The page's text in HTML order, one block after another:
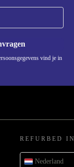
vind je in
REFURBED IN
Nederland